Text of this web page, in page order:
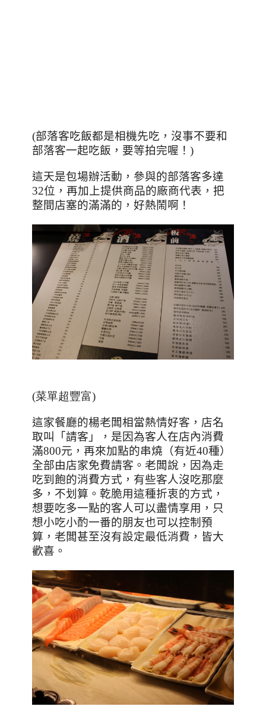
(部落客吃飯都是相機先吃，沒事不要和
部落客一起吃飯，要等拍完喔！)
這天是包場辦活動，參與的部落客多達
32位，再加上提供商品的廠商代表，把
整間店塞的滿滿的，好熱鬧啊！
(菜單超豐富)
這家餐廳的楊老闆相當熱情好客，店名
取叫「請客」，是因為客人在店內消費
滿800元，再來加點的串燒（有近40種）
全部由店家免費請客。老闆說，因為走
吃到飽的消費方式，有些客人沒吃那麼
多，不划算。乾脆用這種折衷的方式，
想要吃多一點的客人可以盡情享用，只
想小吃小酌一番的朋友也可以控制預
算，老闆甚至沒有設定最低消費，皆大
歡喜。